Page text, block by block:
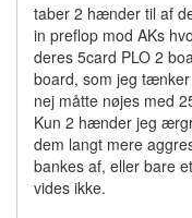
taber 2 hænder til af
in preflop mod AKs
deres 5card PLO 2
board, som jeg
nej måtte nøjes med
Kun 2 hænder jeg
dem langt mere
bankes af, eller bare
vides ikke.